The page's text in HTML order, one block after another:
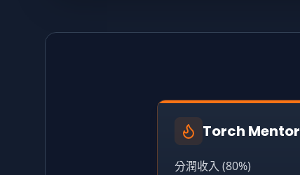
Torch Mentor
分潤收入 (80%)